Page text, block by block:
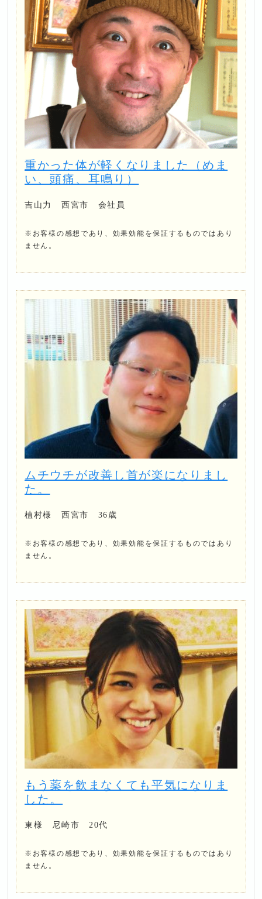
重かった体が軽くなりました（めま
い、頭痛、耳鳴り）
吉山力 西宮市 会社員
※お客様の感想であり、効果効能を保証するものではあり
ません。
ムチウチが改善し首が楽になりまし
た。
植村様 西宮市 36歳
※お客様の感想であり、効果効能を保証するものではあり
ません。
もう薬を飲まなくても平気になりま
した。
東様 尼崎市 20代
※お客様の感想であり、効果効能を保証するものではあり
ません。